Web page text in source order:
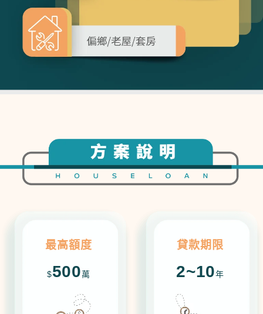
最高額度
$500萬
貸款期限
2~10年